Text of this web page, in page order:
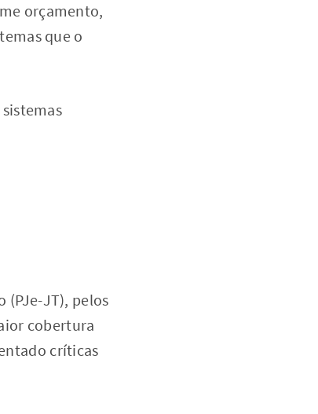
orçamento,
que o
(PJe-JT), pelos
cobertura
críticas